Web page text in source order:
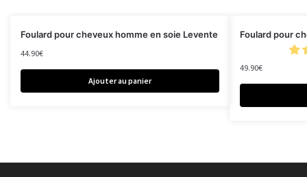
Foulard pour cheveux homme en soie Levente
44.90€
Ajouter au panier
Foulard pour
49.90€